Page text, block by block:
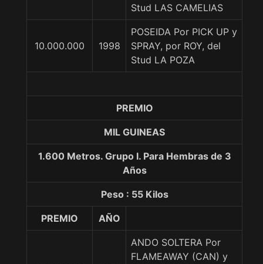
Stud LAS CAMELIAS
10.000.000 1998
POSEIDA Por PICK UP y
SPRAY, por ROY, del
Stud LA POZA
PREMIO
MIL GUINEAS
1.600 Metros. Grupo I. Para Hembras de 3
Años
Peso : 55 Kilos
PREMIO AÑO
ANDO SOLTERA Por
FLAMEAWAY (CAN) y